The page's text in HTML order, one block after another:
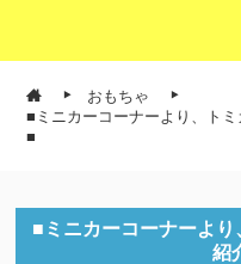
おもちゃ
■ミニカーコーナーより、ト
■
■ミニカーコーナーよ
紹